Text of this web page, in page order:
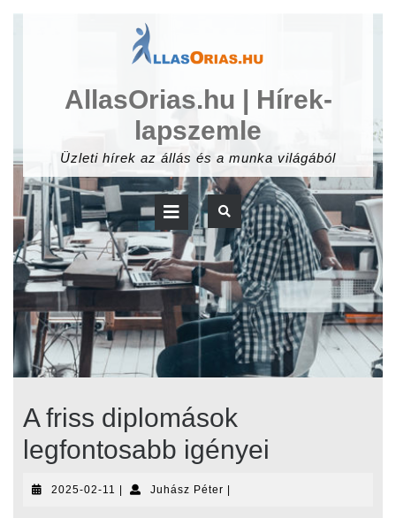
AllasOrias.hu | Hírek-
lapszemle
Üzleti hírek az állás és a munka világából
Open
Button
A friss diplomások
legfontosabb igényei
2025-02-11
2025-
| Juhász PéterJuhász
|